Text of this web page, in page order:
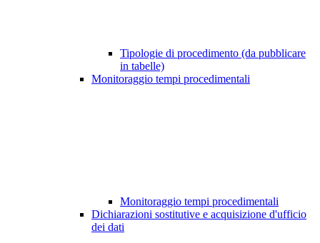
Tipologie di procedimento (da pubblicare
in tabelle)
Monitoraggio tempi procedimentali
Monitoraggio tempi procedimentali
Dichiarazioni sostitutive e acquisizione d'ufficio
dei dati